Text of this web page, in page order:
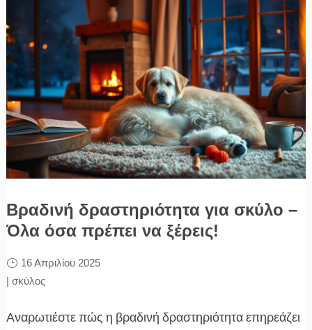
Βραδινή δραστηριότητα για σκύλο –
Όλα όσα πρέπει να ξέρεις!
16 Απριλίου 2025
| σκύλος
Αναρωτιέστε πώς η βραδινή δραστηριότητα επηρεάζει